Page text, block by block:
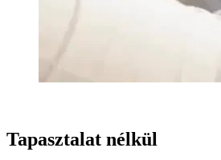
Tapasztalat nélkül